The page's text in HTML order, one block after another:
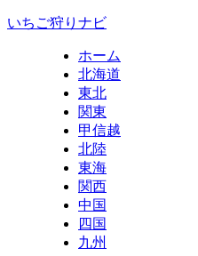
いちご狩りナビ
ホーム
北海道
東北
関東
甲信越
北陸
東海
関西
中国
四国
九州